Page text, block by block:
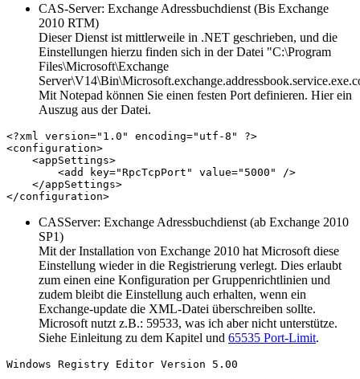
CAS-Server: Exchange Adressbuchdienst (Bis Exchange
2010 RTM)
Dieser Dienst ist mittlerweile in .NET geschrieben, und die
Einstellungen hierzu finden sich in der Datei "C:\Program
Files\Microsoft\Exchange
Mit Notepad können Sie einen festen Port definieren. Hier ein
Auszug aus der Datei.
<?xml version="1.0" encoding="utf-8" ?>
<configuration>
    <appSettings>
        <add key="RpcTcpPort" value="5000" />
    </appSettings>
</configuration>
CASServer: Exchange Adressbuchdienst (ab Exchange 2010
SP1)
Mit der Installation von Exchange 2010 hat Microsoft diese
Einstellung wieder in die Registrierung verlegt. Dies erlaubt
zum einen eine Konfiguration per Gruppenrichtlinien und
zudem bleibt die Einstellung auch erhalten, wenn ein
Exchange-update die XML-Datei überschreiben sollte.
Microsoft nutzt z.B.: 59533, was ich aber nicht unterstütze.
Siehe Einleitung zu dem Kapitel und 65535 Port-Limit.
Windows Registry Editor Version 5.00